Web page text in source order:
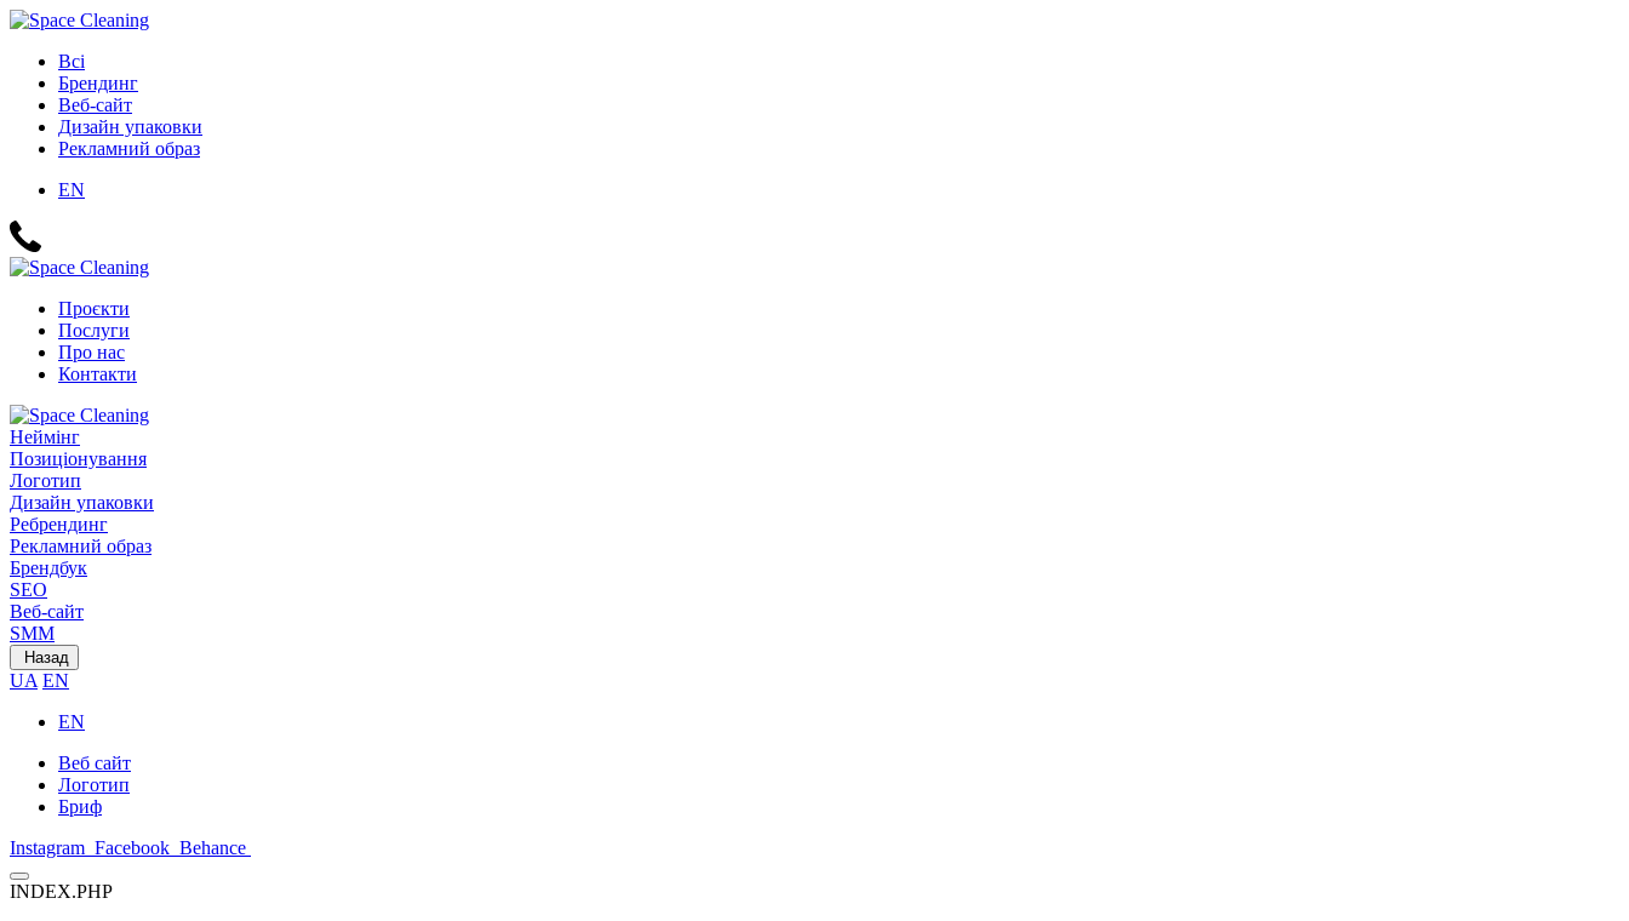
Всі
Брендинг
Веб-сайт
Дизайн упаковки
Рекламний образ
EN
Проєкти
Послуги
Про нас
Контакти
Неймінг
Позиціонування
Логотип
Дизайн упаковки
Ребрендинг
Рекламний образ
Брендбук
SEO
Веб-сайт
SMM
Назад
UA EN
EN
Веб сайт
Логотип
Бриф
Instagram Facebook Behance
INDEX.PHP